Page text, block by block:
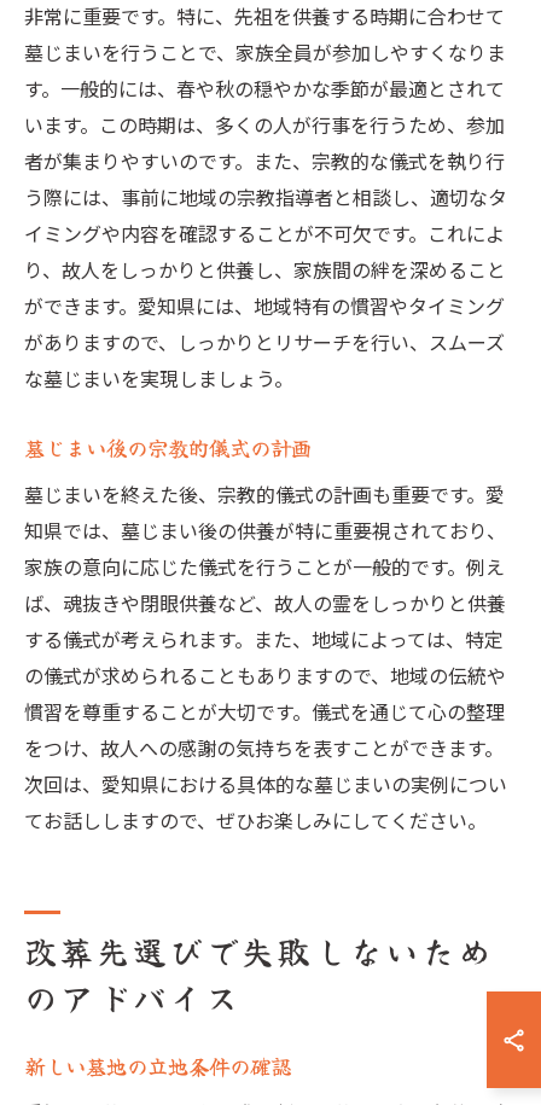
非常に重要です。特に、先祖を供養する時期に合わせて
墓じまいを行うことで、家族全員が参加しやすくなりま
す。一般的には、春や秋の穏やかな季節が最適とされて
います。この時期は、多くの人が行事を行うため、参加
者が集まりやすいのです。また、宗教的な儀式を執り行
う際には、事前に地域の宗教指導者と相談し、適切なタ
イミングや内容を確認することが不可欠です。これによ
り、故人をしっかりと供養し、家族間の絆を深めること
ができます。愛知県には、地域特有の慣習やタイミング
がありますので、しっかりとリサーチを行い、スムーズ
な墓じまいを実現しましょう。
墓じまい後の宗教的儀式の計画
墓じまいを終えた後、宗教的儀式の計画も重要です。愛
知県では、墓じまい後の供養が特に重要視されており、
家族の意向に応じた儀式を行うことが一般的です。例え
ば、魂抜きや閉眼供養など、故人の霊をしっかりと供養
する儀式が考えられます。また、地域によっては、特定
の儀式が求められることもありますので、地域の伝統や
慣習を尊重することが大切です。儀式を通じて心の整理
をつけ、故人への感謝の気持ちを表すことができます。
次回は、愛知県における具体的な墓じまいの実例につい
てお話ししますので、ぜひお楽しみにしてください。
改葬先選びで失敗しないため
のアドバイス
新しい墓地の立地条件の確認